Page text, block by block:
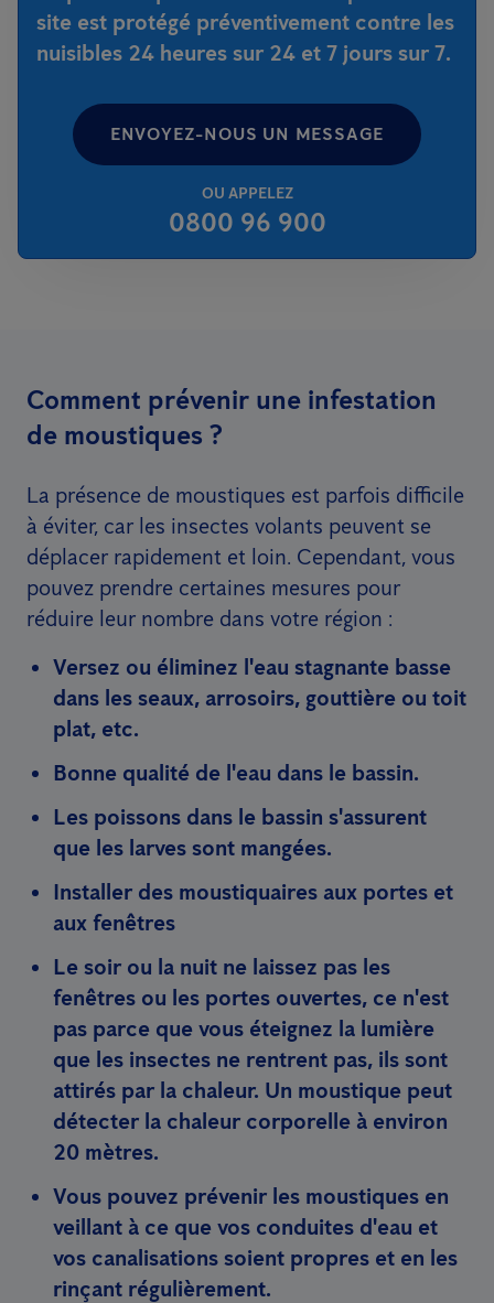
site est protégé préventivement contre les
nuisibles 24 heures sur 24 et 7 jours sur 7.
ENVOYEZ-NOUS UN MESSAGE
OU APPELEZ
0800 96 900
Comment prévenir une infestation
de moustiques ?
La présence de moustiques est parfois difficile
à éviter, car les insectes volants peuvent se
déplacer rapidement et loin. Cependant, vous
pouvez prendre certaines mesures pour
réduire leur nombre dans votre région :
Versez ou éliminez l'eau stagnante basse
dans les seaux, arrosoirs, gouttière ou toit
plat, etc.
Bonne qualité de l'eau dans le bassin.
Les poissons dans le bassin s'assurent
que les larves sont mangées.
Installer des moustiquaires aux portes et
aux fenêtres
Le soir ou la nuit ne laissez pas les
fenêtres ou les portes ouvertes, ce n'est
pas parce que vous éteignez la lumière
que les insectes ne rentrent pas, ils sont
attirés par la chaleur. Un moustique peut
détecter la chaleur corporelle à environ
20 mètres.
Vous pouvez prévenir les moustiques en
veillant à ce que vos conduites d'eau et
vos canalisations soient propres et en les
rinçant régulièrement.